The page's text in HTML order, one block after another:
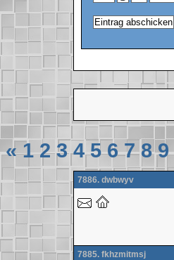
« 1 2 3 4 5 6 7 8 9
7886. dwbwyv
7885. fkhzmitmsj